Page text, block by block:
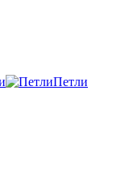
Петли